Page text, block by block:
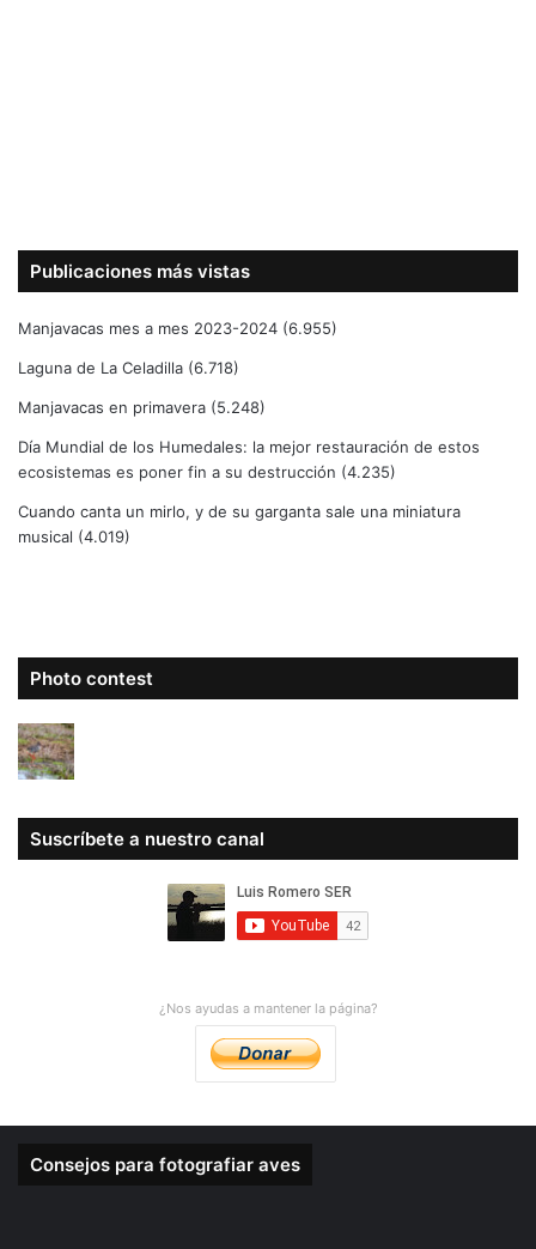
Publicaciones más vistas
Manjavacas mes a mes 2023-2024 (6.955)
Laguna de La Celadilla (6.718)
Manjavacas en primavera (5.248)
Día Mundial de los Humedales: la mejor restauración de estos
ecosistemas es poner fin a su destrucción (4.235)
Cuando canta un mirlo, y de su garganta sale una miniatura
musical (4.019)
Photo contest
Suscríbete a nuestro canal
¿Nos ayudas a mantener la página?
Consejos para fotografiar aves